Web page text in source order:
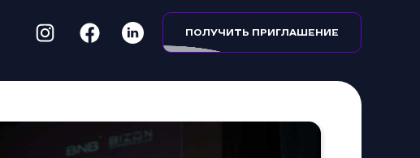
ПОЛУЧИТЬ ПРИГЛАШЕНИЕ